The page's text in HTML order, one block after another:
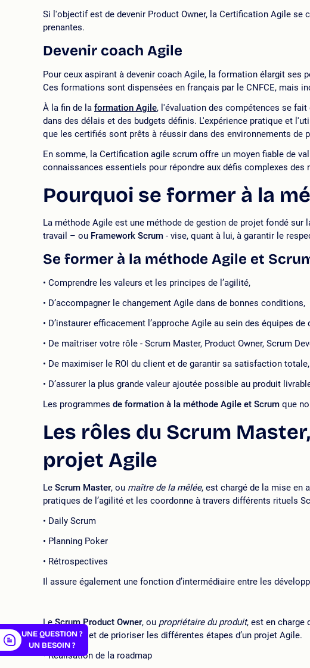
Si l'objectif est de devenir Product Owner, la Certification Agile
prenantes.
Devenir coach Agile
Pour ceux aspirant à devenir coach Agile, la formation élargit ses
Ces formations sont dispensées en français par le CNFCE, mais
À la fin de la formation Agile, l'évaluation des compétences se
dans des délais et des budgets définis. L'expérience pratique et
que les certifiés sont prêts à réussir dans des environnements de
En somme, la Certification agile scrum offre un moyen fiable de
connaissances essentiels pour répondre aux défis complexes des
Pourquoi se former à la
La méthode Agile est une méthode de gestion de projet fondé
travail – ou Framework Scrum - vise, quant à lui, à garantir le
Se former à la méthode Agile et
Comprendre les valeurs et les principes de l’agilité,
D’accompagner le changement Agile dans de bonnes conditions,
D’instaurer efficacement l’approche Agile au sein des équipes de
De maîtriser votre rôle - Scrum Master, Product Owner, Scrum
De maximiser le ROI du client et de garantir sa satisfaction totale,
D’assurer la plus grande valeur ajoutée possible au produit
Les programmes de formation à la méthode Agile et Scrum que
Les rôles du Scrum
projet Agile
Le Scrum Master, ou maître de la mêlée, est chargé de la mise en
pratiques de l’agilité et les coordonne à travers différents rituels
Daily Scrum
Planning Poker
Rétrospectives
Il assure également une fonction d’intermédiaire entre les
LeScrum Product Owner, ou propriétaire du produit, est en charge
d’organiser et de prioriser les différentes étapes d’un projet Agile.
Réalisation de la roadmap
UNE QUESTION ?
UN BESOIN ?